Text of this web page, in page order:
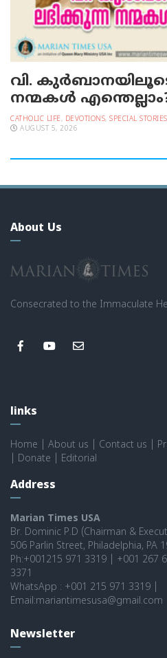
വി.
നന്മകള്‍
CATHOLIC LIFE, DEVOTIONS, SPECIAL STORIES
AUGUST 5, 2026
About Us
Consecrated to the Immaculate
links
Home About us Contact us
Donate Editorial
Address
Marian Times USA
Br. Dominic P.D (Chairman &
506 Parlin Street, Philadelphia, PA
Ph:+001215 971 3319 | +001 267
3371
WhatsApp : +001 215 971 3319 |
Email:mariantimesusa@gmail.com
Newsletter